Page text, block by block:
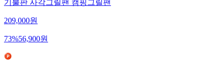
기불판 사각그릴팬 캠핑그릴팬
209,000원
73%56,900원